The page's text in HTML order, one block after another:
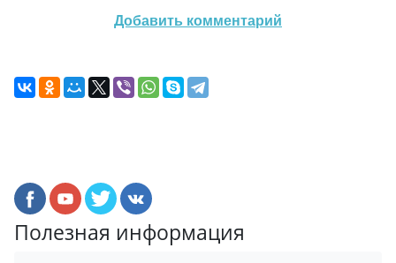
Добавить комментарий
Полезная информация